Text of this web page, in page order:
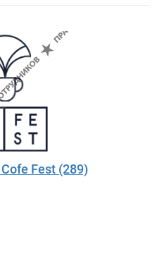
Fest (289)